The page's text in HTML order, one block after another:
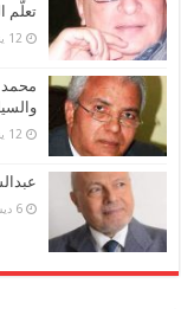
تعلُّم
12 يناير، 2026
محمد
12 يناير، 2026
6 ديسمبر، 2025